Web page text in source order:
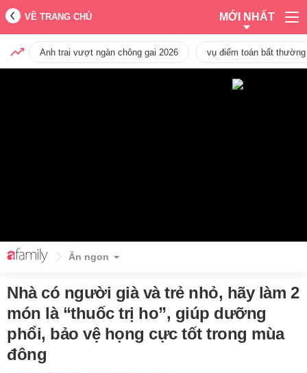
VỀ TRANG CHỦ MỚI NHẤT
Anh trai vượt ngàn chông gai 2026 vụ điểm toán bất
Ăn ngon
Nhà có người già và trẻ nhỏ, hãy làm 2
món là “thuốc trị ho”, giúp dưỡng
phổi, bảo vệ họng cực tốt trong mùa
đông